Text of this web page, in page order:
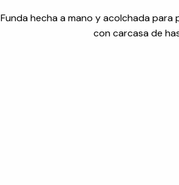
Funda hecha a mano y acolchada
con carcasa de